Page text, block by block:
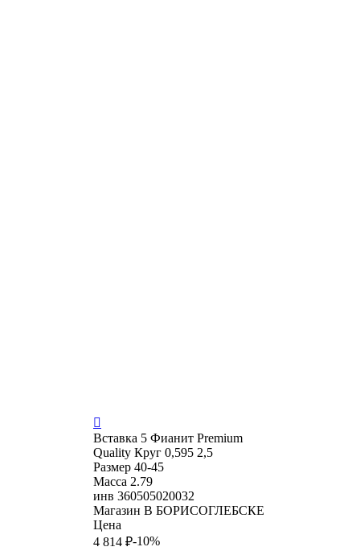

Вставка 5 Фианит Premium
Quality Круг 0,595 2,5
Размер 40-45
Масса 2.79
инв 360505020032
Магазин В БОРИСОГЛЕБСКЕ
Цена
4 814 ₽-10%